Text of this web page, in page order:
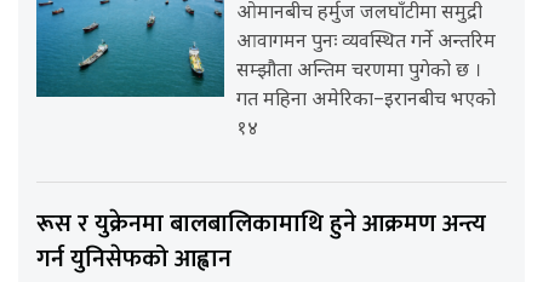
ओमानबीच हर्मुज जलघाँटीमा समुद्री
आवागमन पुनः व्यवस्थित गर्ने अन्तरिम
सम्झौता अन्तिम चरणमा पुगेको छ ।
गत महिना अमेरिका–इरानबीच भएको
१४
रूस र युक्रेनमा बालबालिकामाथि हुने आक्रमण अन्त्य
गर्न युनिसेफको आह्वान